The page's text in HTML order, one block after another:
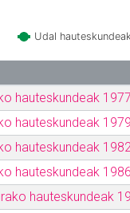
Udal
hauteskundeak 1977
hauteskundeak 1979
hauteskundeak
hauteskundeak 1986
hauteskundeak